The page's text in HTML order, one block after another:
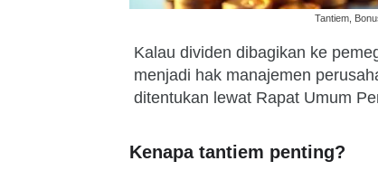
Tantiem,
Kalau dividen dibagikan ke
menjadi hak manajemen
ditentukan lewat Rapat Umum
Kenapa tantiem penting?